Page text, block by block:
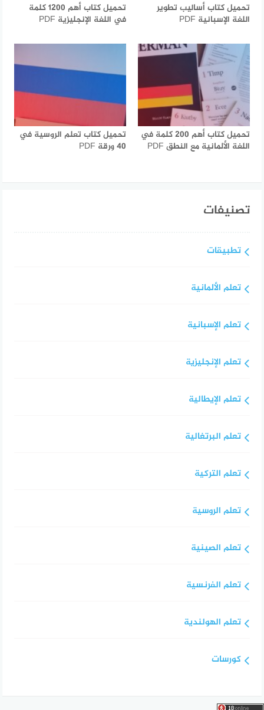
تحميل كتاب أساليب تطوير
اللغة الإسبانية PDF
تحميل كتاب أهم 1200 كلمة
في اللغة الإنجليزية PDF
تحميل كتاب أهم 200 كلمة في
اللغة الألمانية مع النطق PDF
تحميل كتاب تعلم الروسية في
40 ورقة PDF
تصنيفات
تطبيقات
تعلم الألمانية
تعلم الإسبانية
تعلم الإنجليزية
تعلم الإيطالية
تعلم البرتغالية
تعلم التركية
تعلم الروسية
تعلم الصينية
تعلم الفرنسية
تعلم الهولندية
كورسات